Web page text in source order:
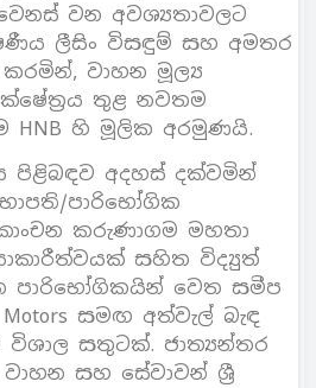
වන අවශ්‍යතාවලට
ලීසිං විසඳුම් සහ අමතර
කරමින්, වාහන මූල්‍ය
තුළ නවතම
HNB හි මූලික අරමුණයි.
පිළිබඳව අදහස් දක්වමින්
පාරිභෝගික
කරුණාගම මහතා
සහිත විද්‍යුත්
පාරිභෝගිකයින් වෙත සමීප
සමඟ අත්වැල් බැඳ
විශාල සතුටක්. ජාත්‍යන්තර
සහ සේවාවන් ශ්‍රී